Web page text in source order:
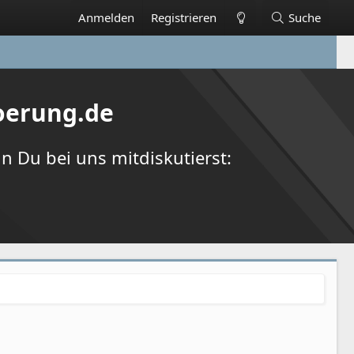
Anmelden Registrieren Suche
Du bei uns mitdiskutierst: